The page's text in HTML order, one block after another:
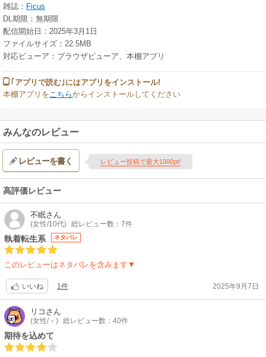
雑誌： Ficus
DL期限：無期限
配信開始日：2025年3月1日
ファイルサイズ：22.5MB
対応ビューア：ブラウザビューア、本棚アプリ
｢アプリで読む｣にはアプリをインストール!
本棚アプリを こちらからインストールしてください
みんなのレビュー
レビューを書く レビュー投稿で最大1000pt!
高評価レビュー
不眠さん
(女性/10代) 総レビュー数：7件
執着転生系 ネタバレ
このレビューはネタバレを含みます▼
いいね 1件 2025年9月7日
リコ さん
(女性/－) 総レビュー数：40件
期待を込めて